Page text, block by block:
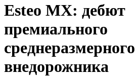
Esteo MX: дебют
премиального
среднеразмерного
внедорожника